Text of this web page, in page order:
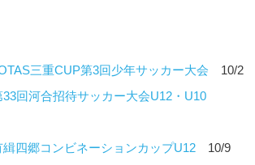
三重CUP第3回少年サッカー大会 10/2
33回河合招待サッカー大会U12・U10
緝四郷コンビネーションカップU12 10/9